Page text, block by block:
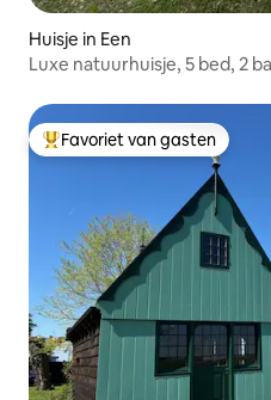
Huisje in Een
Luxe natuurhuisje, 5 bed, 2
Topfavoriet van gasten
Favoriet van gasten